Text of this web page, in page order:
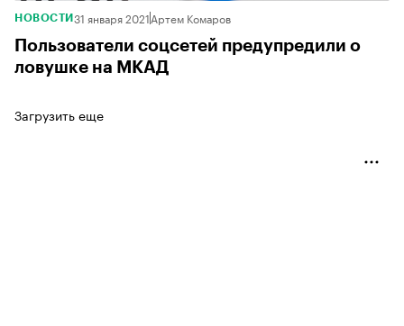
НОВОСТИ 31 января 2021Артем Комаров
Пользователи соцсетей предупредили о
ловушке на МКАД
Загрузить еще